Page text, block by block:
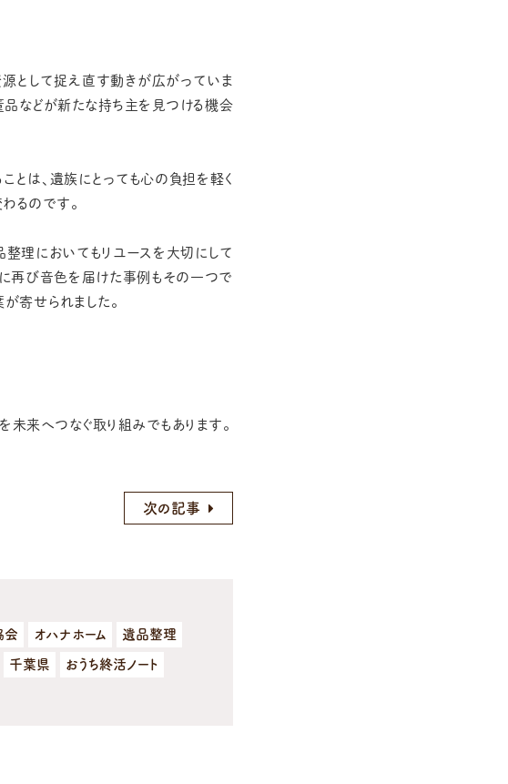
として捉え直す動きが広がっていま
品などが新たな持ち主を見つける機会
とは、遺族にとっても心の負担を軽く
るのです。
整理においてもリユースを大切にして
再び音色を届けた事例もその一つで
寄せられました。
未来へつなぐ取り組みでもあります。
次の記事
会 オハナホーム 遺品整理
千葉県 おうち終活ノート